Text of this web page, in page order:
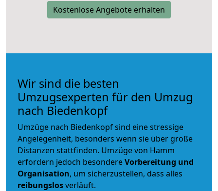
Kostenlose Angebote erhalten
Wir sind die besten
Umzugsexperten für den Umzug
nach Biedenkopf
Umzüge nach Biedenkopf sind eine stressige
Angelegenheit, besonders wenn sie über große
Distanzen stattfinden. Umzüge von Hamm
erfordern jedoch besondereVorbereitung und
Organisation, um sicherzustellen, dass alles
reibungslosverläuft.